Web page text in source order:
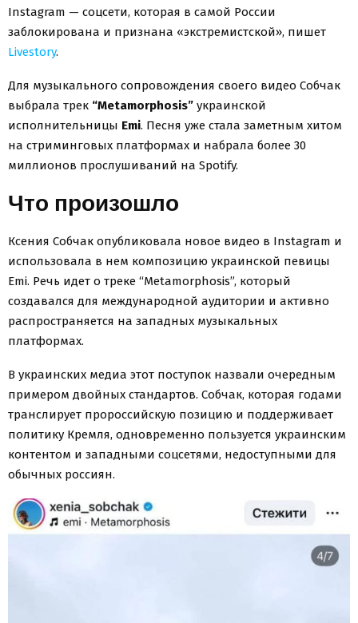
Instagram — соцсети, которая в самой России
заблокирована и признана «экстремистской», пишет
Livestory.
Для музыкального сопровождения своего видео Собчак
выбрала трек “Metamorphosis” украинской
исполнительницы Emi. Песня уже стала заметным хитом
на стриминговых платформах и набрала более 30
миллионов прослушиваний на Spotify.
Что произошло
Ксения Собчак опубликовала новое видео в Instagram и
использовала в нем композицию украинской певицы
Emi. Речь идет о треке “Metamorphosis”, который
создавался для международной аудитории и активно
распространяется на западных музыкальных
платформах.
В украинских медиа этот поступок назвали очередным
примером двойных стандартов. Собчак, которая годами
транслирует пророссийскую позицию и поддерживает
политику Кремля, одновременно пользуется украинским
контентом и западными соцсетями, недоступными для
обычных россиян.